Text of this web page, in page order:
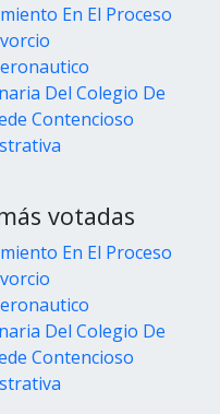
En El Proceso
Del Colegio De
Contencioso
votadas
En El Proceso
Del Colegio De
Contencioso